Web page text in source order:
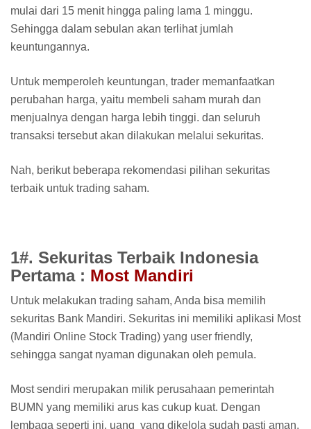
mulai dari 15 menit hingga paling lama 1 minggu.
Sehingga dalam sebulan akan terlihat jumlah
keuntungannya.
Untuk memperoleh keuntungan, trader memanfaatkan
perubahan harga, yaitu membeli saham murah dan
menjualnya dengan harga lebih tinggi. dan seluruh
transaksi tersebut akan dilakukan melalui sekuritas.
Nah, berikut beberapa rekomendasi pilihan sekuritas
terbaik untuk trading saham.
1#. Sekuritas Terbaik Indonesia
Pertama : Most Mandiri
Untuk melakukan trading saham, Anda bisa memilih
sekuritas Bank Mandiri. Sekuritas ini memiliki aplikasi Most
(Mandiri Online Stock Trading) yang user friendly,
sehingga sangat nyaman digunakan oleh pemula.
Most sendiri merupakan milik perusahaan pemerintah
BUMN yang memiliki arus kas cukup kuat. Dengan
lembaga seperti ini, uang yang dikelola sudah pasti aman.